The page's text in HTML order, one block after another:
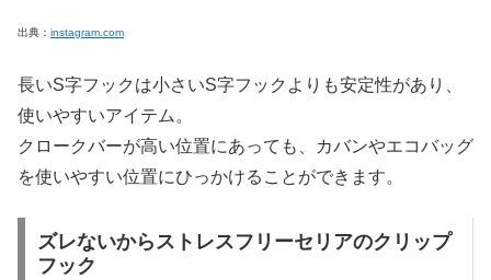
出典： instagram.com
長いS字フックは小さいS字フックよりも安定性があり、
使いやすいアイテム。
クロークバーが高い位置にあっても、カバンやエコバッグ
を使いやすい位置にひっかけることができます。
ズレないからストレスフリーセリアのクリップ
フック